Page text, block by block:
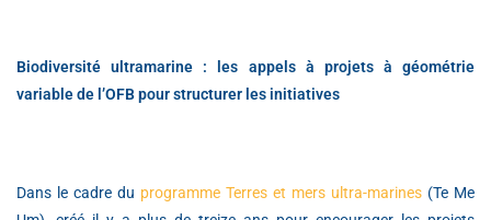
Biodiversité ultramarine : les appels à projets à géométrie
variable de l’OFB pour structurer les initiatives
Dans le cadre du programme Terres et mers ultra-marines (Te Me